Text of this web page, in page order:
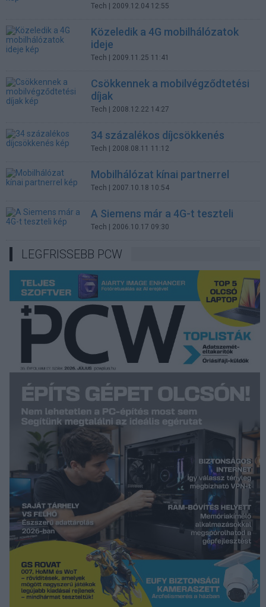
Tech | 2009.12.04 12:55
Közeledik a 4G mobilhálózatok
ideje
Tech | 2009.11.25 11:41
Csökkennek a mobilvégződtetési
díjak
Tech | 2008.12.22 14:27
34 százalékos díjcsökkenés
Tech | 2008.08.11 11:12
Mobilhálózat kínai partnerrel
Tech | 2007.10.18 10:54
A Siemens már a 4G-t teszteli
Tech | 2006.10.17 09:30
LEGFRISSEBB PCW